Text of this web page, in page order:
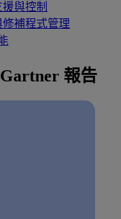
與控制
修補程式管理
報告